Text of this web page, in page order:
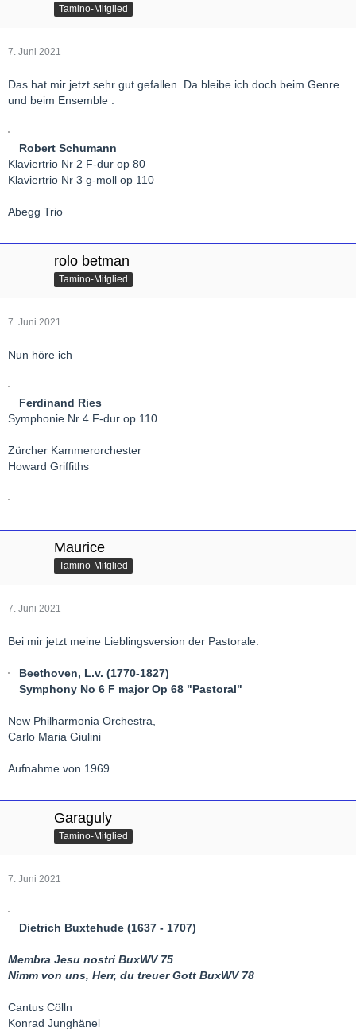
Tamino-Mitglied
7. Juni 2021
Das hat mir jetzt sehr gut gefallen. Da bleibe ich doch beim Genre
und beim Ensemble :
Robert Schumann
Klaviertrio Nr 2 F-dur op 80
Klaviertrio Nr 3 g-moll op 110
Abegg Trio
rolo betman
Tamino-Mitglied
7. Juni 2021
Nun höre ich
Ferdinand Ries
Symphonie Nr 4 F-dur op 110
Zürcher Kammerorchester
Howard Griffiths
Maurice
Tamino-Mitglied
7. Juni 2021
Bei mir jetzt meine Lieblingsversion der Pastorale:
Beethoven, L.v. (1770-1827)
Symphony No 6 F major Op 68 "Pastoral"
New Philharmonia Orchestra,
Carlo Maria Giulini
Aufnahme von 1969
Garaguly
Tamino-Mitglied
7. Juni 2021
Dietrich Buxtehude (1637 - 1707)
Membra Jesu nostri BuxWV 75
Nimm von uns, Herr, du treuer Gott BuxWV 78
Cantus Cölln
Konrad Junghänel